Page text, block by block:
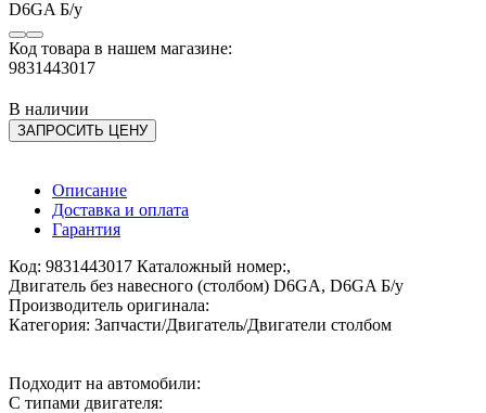
Код товара в нашем магазине:
9831443017
В наличии
ЗАПРОСИТЬ ЦЕНУ
Описание
Доставка и оплата
Гарантия
Код: 9831443017 Каталожный номер:,
Двигатель без навесного (столбом) D6GA, D6GA Б/у
Производитель оригинала:
Категория: Запчасти/Двигатель/Двигатели столбом
Подходит на автомобили:
С типами двигателя: